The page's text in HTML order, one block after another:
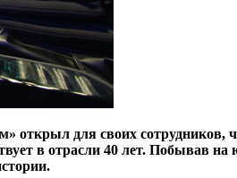
открыл для своих сотрудников,
в отрасли 40 лет. Побывав